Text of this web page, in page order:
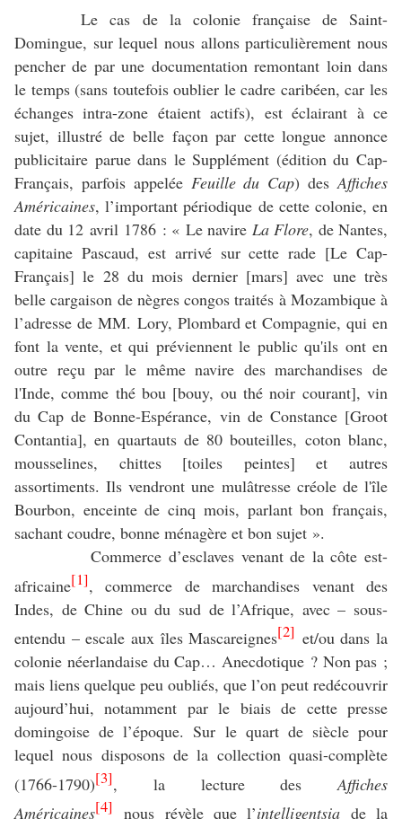
Le cas de la colonie française de Saint-
Domingue, sur lequel nous allons particulièrement nous
pencher de par une documentation remontant loin dans
le temps (sans toutefois oublier le cadre caribéen, car les
échanges intra-zone étaient actifs), est éclairant à ce
sujet, illustré de belle façon par cette longue annonce
publicitaire parue dans le Supplément (édition du Cap-
Français, parfois appelée Feuille du Cap) desAffiches
Américaines, l’important périodique de cette colonie, en
date du 12 avril 1786 : « Le navire La Flore, de Nantes,
capitaine Pascaud, est arrivé sur cette rade [Le Cap-
Français] le 28 du mois dernier [mars] avec une très
belle cargaison de nègres congos traités à Mozambique à
l’adresse de MM. Lory, Plombard et Compagnie, qui en
font la vente, et qui préviennent le public qu'ils ont en
outre reçu par le même navire des marchandises de
l'Inde, comme thé bou [bouy, ou thé noir courant], vin
du Cap de Bonne-Espérance, vin de Constance [Groot
Contantia], en quartauts de 80 bouteilles, coton blanc,
mousselines, chittes [toiles peintes] et autres
assortiments. Ils vendront une mulâtresse créole de l'île
Bourbon, enceinte de cinq mois, parlant bon français,
sachant coudre, bonne ménagère et bon sujet ».
Commerce d’esclaves venant de la côte est-
africaine[1], commerce de marchandises venant des
Indes, de Chine ou du sud de l’Afrique, avec – sous-
entendu – escale aux îles Mascareignes[2] et/ou dans la
colonie néerlandaise du Cap… Anecdotique ? Non pas ;
mais liens quelque peu oubliés, que l’on peut redécouvrir
aujourd’hui, notamment par le biais de cette presse
domingoise de l’époque. Sur le quart de siècle pour
lequel nous disposons de la collection quasi-complète
(1766-1790)[3], la lecture desAffiches
Américaines[4] nous révèle que l’intelligentsia de la